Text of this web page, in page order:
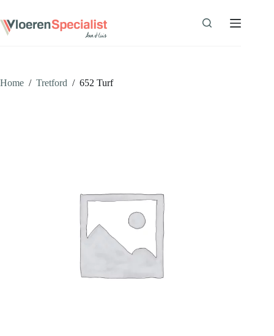
de
inhoud
Home / Tretford / 652 Turf